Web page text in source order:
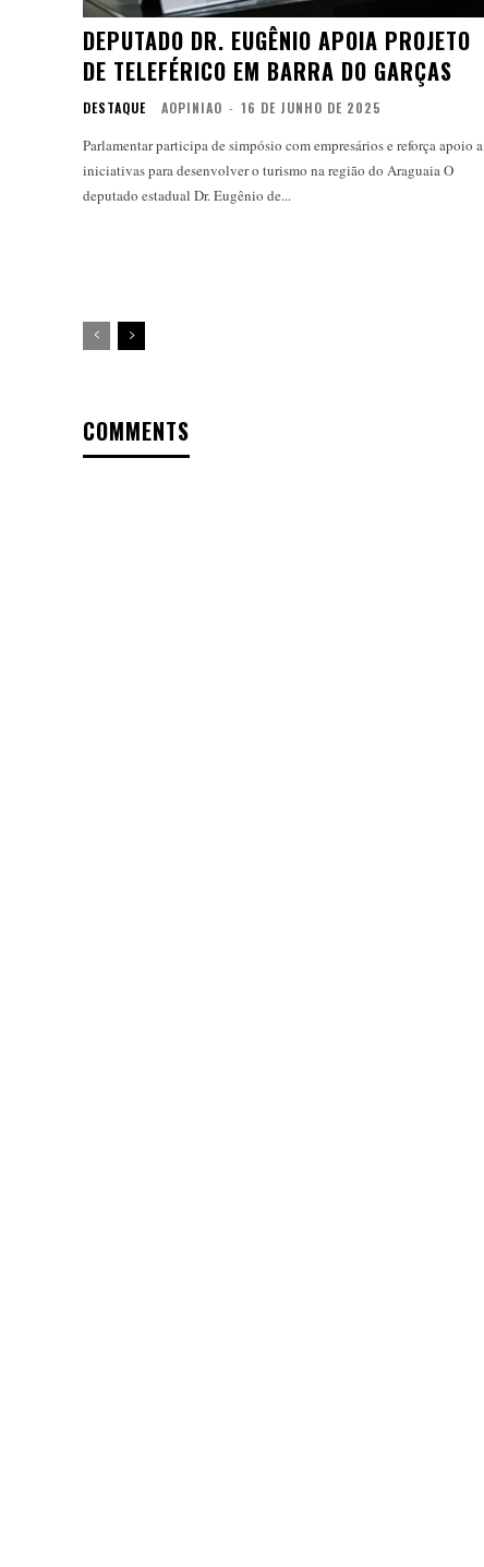
DEPUTADO DR. EUGÊNIO APOIA PROJETO
DE TELEFÉRICO EM BARRA DO GARÇAS
DESTAQUE AOPINIAO - 16 DE JUNHO DE 2025
Parlamentar participa de simpósio com empresários e reforça apoio a
iniciativas para desenvolver o turismo na região do Araguaia O
deputado estadual Dr. Eugênio de...
COMMENTS